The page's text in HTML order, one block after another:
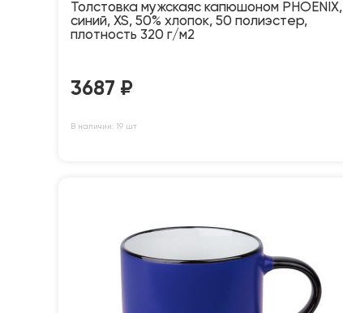
Толстовка мужскаяс капюшоном PHOENIX,
синий, XS, 50% хлопок, 50 полиэстер,
плотность 320 г/м2
3687 ₽
В наличии: 19 шт